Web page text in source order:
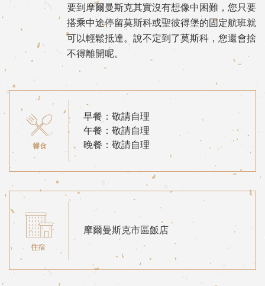
要到摩爾曼斯克其實沒有想像中困難，您只要
搭乘中途停留莫斯科或聖彼得堡的固定航班就
可以輕鬆抵達。說不定到了莫斯科，您還會捨
不得離開呢。
早餐：敬請自理
午餐：敬請自理
晚餐：敬請自理
摩爾曼斯克市區飯店